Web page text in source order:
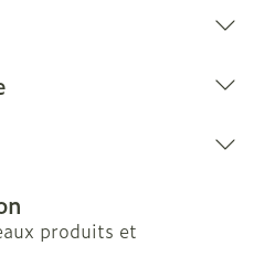
produits et